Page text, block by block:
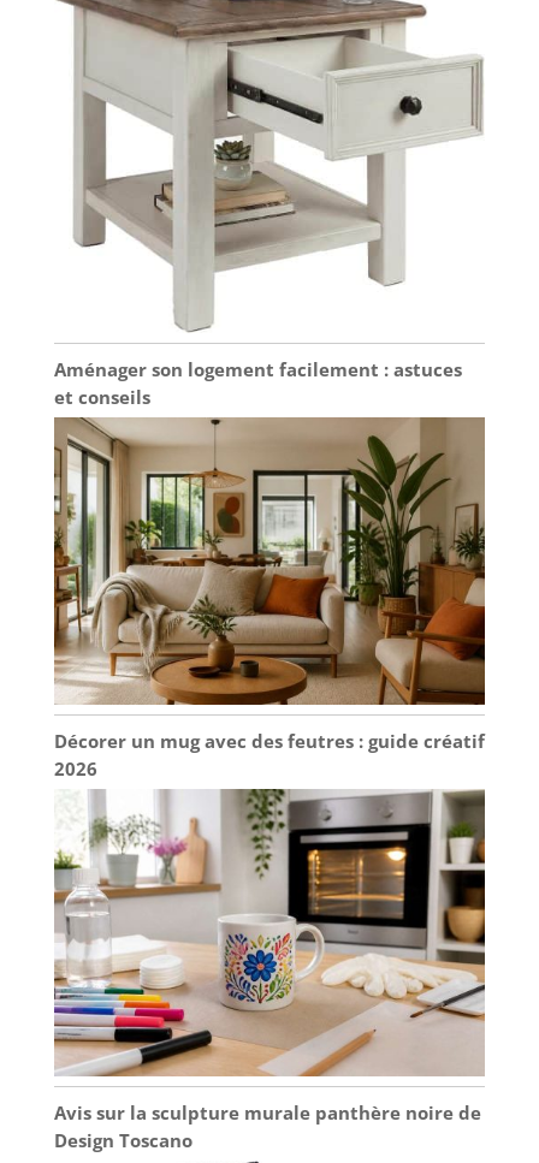
Aménager son logement facilement : astuces
et conseils
Décorer un mug avec des feutres : guide créatif
2026
Avis sur la sculpture murale panthère noire de
Design Toscano